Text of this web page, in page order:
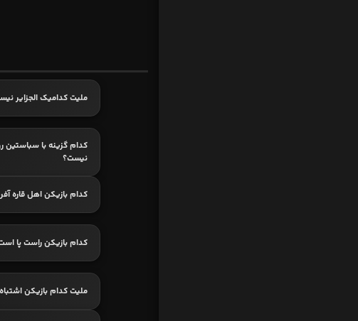
ملیت کدامیک الجزایر
کدام گزینه با سباستین‌
نیست؟
کدام بازیکن اهل قاره
کدام بازیکن راست پا
ملیت کدام بازیکن